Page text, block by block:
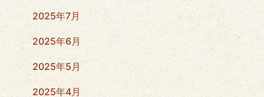
2025年7月
2025年6月
2025年5月
2025年4月